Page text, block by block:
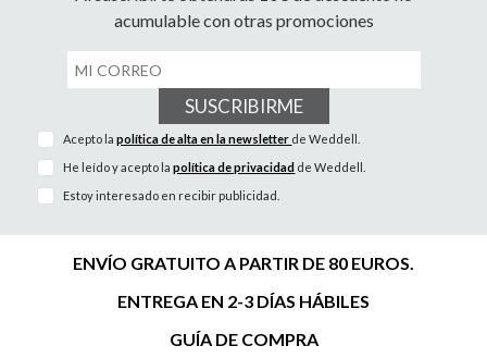
acumulable con otras promociones
SUSCRIBIRME
Acepto lapolítica de alta en la newsletter de Weddell.
He leído y acepto lapolítica de privacidad de Weddell.
Estoy interesado en recibir publicidad.
ENVÍO GRATUITO A PARTIR DE 80 EUROS.
ENTREGA EN 2-3 DÍAS HÁBILES
GUÍA DE COMPRA